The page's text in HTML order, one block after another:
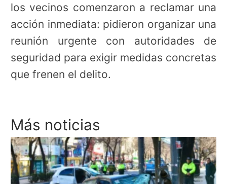
los vecinos comenzaron a reclamar una
acción inmediata: pidieron organizar una
reunión urgente con autoridades de
seguridad para exigir medidas concretas
que frenen el delito.
Más noticias